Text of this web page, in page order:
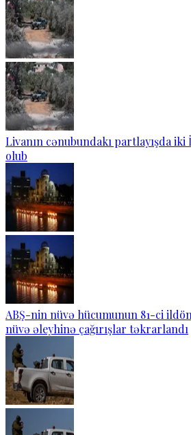
Livanın cənubundakı partlayışda
olub
ABŞ-nin nüvə hücumunun 81-ci
nüvə əleyhinə çağırışlar təkrarlandı